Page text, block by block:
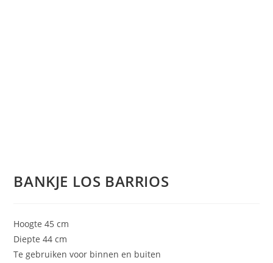
BANKJE LOS BARRIOS
Hoogte 45 cm
Diepte 44 cm
Te gebruiken voor binnen en buiten